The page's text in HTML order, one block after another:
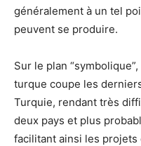
généralement à un tel
peuvent se produire.
Sur le plan
turque coupe les
Turquie, rendant très
deux pays et plus
facilitant ainsi les